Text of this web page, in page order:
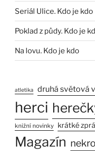
Seriál Ulice. Kdo je kdo
Poklad z půdy. Kdo je
Na lovu. Kdo je kdo
atletika druhá světová
herci
knižní novinky krátké
Magazín